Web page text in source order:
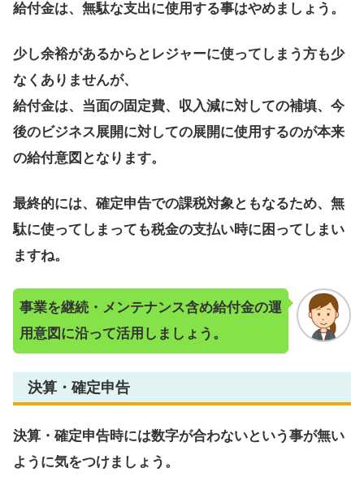
給付金は、無駄な支出に使用する事はやめましょう。
少し余裕があるからとレジャーに使ってしまう方も少
なくありませんが、
給付金は、当面の固定費、収入減に対しての補填、今
後のビジネス展開に対しての展開に使用するのが本来
の給付意図となります。
最終的には、確定申告での課税対象ともなるため、無
駄に使ってしまっても税金の支払い時に困ってしまい
ますね。
事業を継続・メンテナンス含め給付金の運
用意図に沿って活用しましょう。
決算・確定申告
決算・確定申告時には数字が合わないという事が無い
ように気をつけましょう。